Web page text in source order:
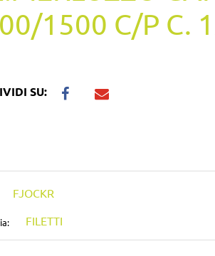
1500 C/P C.
SU:
FJOCKR
FILETTI